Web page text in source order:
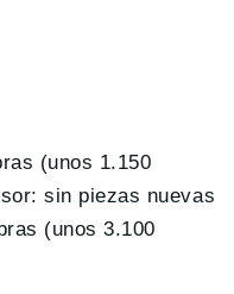
(unos 1.150
sin piezas nuevas
(unos 3.100